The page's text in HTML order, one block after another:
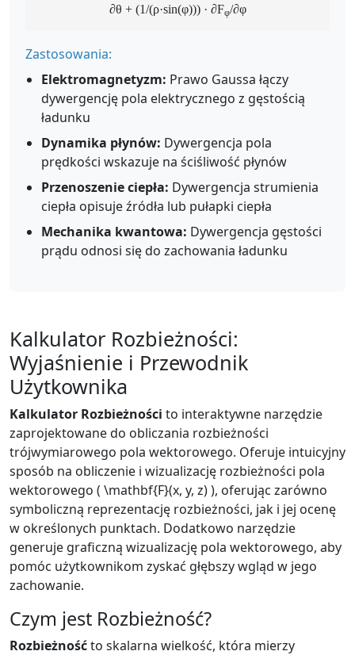
∂θ + (1/(ρ·sin(φ))) · ∂Fφ/∂φ
Zastosowania:
Elektromagnetyzm: Prawo Gaussa łączy
dywergencję pola elektrycznego z gęstością
ładunku
Dynamika płynów: Dywergencja pola
prędkości wskazuje na ściśliwość płynów
Przenoszenie ciepła: Dywergencja strumienia
ciepła opisuje źródła lub pułapki ciepła
Mechanika kwantowa: Dywergencja gęstości
prądu odnosi się do zachowania ładunku
Kalkulator Rozbieżności:
Wyjaśnienie i Przewodnik
Użytkownika
Kalkulator Rozbieżności to interaktywne narzędzie
zaprojektowane do obliczania rozbieżności
trójwymiarowego pola wektorowego. Oferuje intuicyjny
sposób na obliczenie i wizualizację rozbieżności pola
wektorowego ( \mathbf{F}(x, y, z) ), oferując zarówno
symboliczną reprezentację rozbieżności, jak i jej ocenę
w określonych punktach. Dodatkowo narzędzie
generuje graficzną wizualizację pola wektorowego, aby
pomóc użytkownikom zyskać głębszy wgląd w jego
zachowanie.
Czym jest Rozbieżność?
Rozbieżnośćto skalarna wielkość, która mierzy